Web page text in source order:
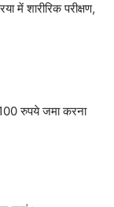
में शारीरिक परीक्षण,
रुपये जमा करना